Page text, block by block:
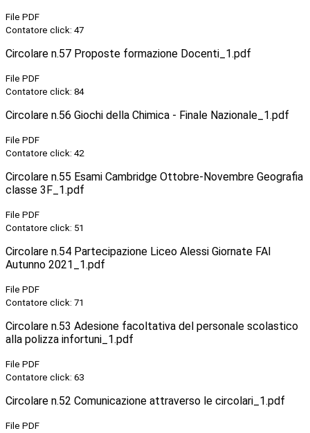
File PDF
Contatore click: 47
Circolare n.57 Proposte formazione Docenti_1.pdf
File PDF
Contatore click: 84
Circolare n.56 Giochi della Chimica - Finale Nazionale_1.pdf
File PDF
Contatore click: 42
Circolare n.55 Esami Cambridge Ottobre-Novembre Geografia
classe 3F_1.pdf
File PDF
Contatore click: 51
Circolare n.54 Partecipazione Liceo Alessi Giornate FAI
Autunno 2021_1.pdf
File PDF
Contatore click: 71
Circolare n.53 Adesione facoltativa del personale scolastico
alla polizza infortuni_1.pdf
File PDF
Contatore click: 63
Circolare n.52 Comunicazione attraverso le circolari_1.pdf
File PDF